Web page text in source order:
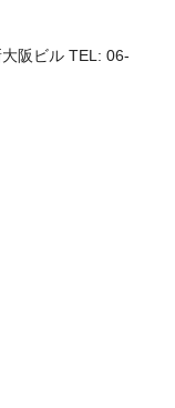
阪ビル TEL: 06-